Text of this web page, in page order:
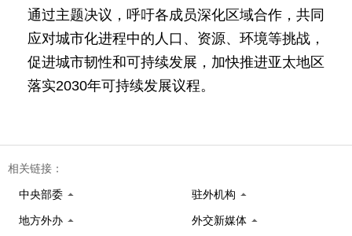
通过主题决议，呼吁各成员深化区域合作，共同
应对城市化进程中的人口、资源、环境等挑战，
促进城市韧性和可持续发展，加快推进亚太地区
落实2030年可持续发展议程。
相关链接：
中央部委 驻外机构
地方外办 外交新媒体